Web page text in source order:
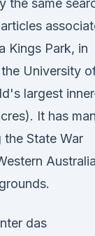
the same
Kings Park, in
University
largest
It has
State War
das